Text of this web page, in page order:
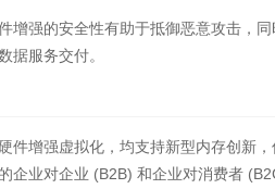
增强的安全性有助于抵御恶意攻击，
据服务交付。
件增强虚拟化，均支持新型内存创新
企业对企业 (B2B) 和企业对消费者